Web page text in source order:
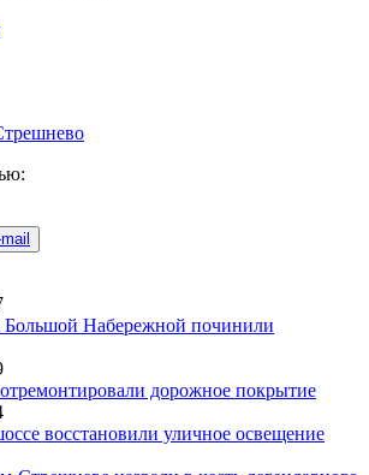
Большой Набережной починили
дорожное покрытие
восстановили уличное освещение